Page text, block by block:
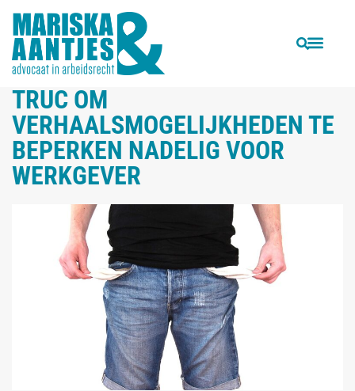
VORIGE VOLGENDE
TRUC OM
VERHAALSMOGELIJKHEDEN TE
BEPERKEN NADELIG VOOR
WERKGEVER